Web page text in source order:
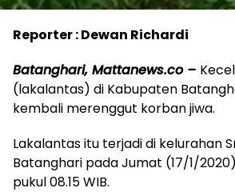
Reporter : Dewan Richardi
Batanghari, Mattanews.co –
(lakalantas) di Kabupaten
kembali merenggut korban jiwa.
Lakalantas itu terjadi di kelurahan
Batanghari pada Jumat (17/1/
pukul 08.15 WIB.